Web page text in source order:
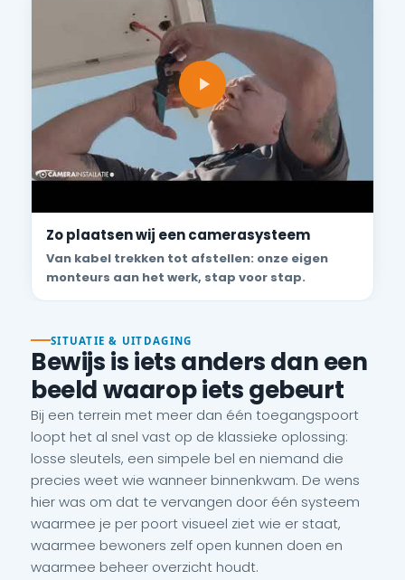
Zo plaatsen wij een camerasysteem
Van kabel trekken tot afstellen: onze eigen
monteurs aan het werk, stap voor stap.
SITUATIE & UITDAGING
Bewijs is iets anders dan een
beeld waarop iets gebeurt
Bij een terrein met meer dan één toegangspoort
loopt het al snel vast op de klassieke oplossing:
losse sleutels, een simpele bel en niemand die
precies weet wie wanneer binnenkwam. De wens
hier was om dat te vervangen door één systeem
waarmee je per poort visueel ziet wie er staat,
waarmee bewoners zelf open kunnen doen en
waarmee beheer overzicht houdt.